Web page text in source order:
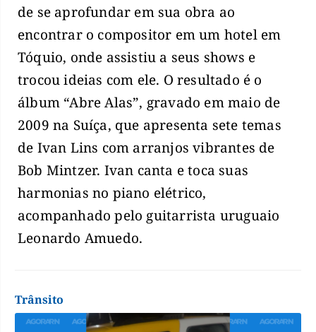
de se aprofundar em sua obra ao
encontrar o compositor em um hotel em
Tóquio, onde assistiu a seus shows e
trocou ideias com ele. O resultado é o
álbum “Abre Alas”, gravado em maio de
2009 na Suíça, que apresenta sete temas
de Ivan Lins com arranjos vibrantes de
Bob Mintzer. Ivan canta e toca suas
harmonias no piano elétrico,
acompanhado pelo guitarrista uruguaio
Leonardo Amuedo.
Trânsito